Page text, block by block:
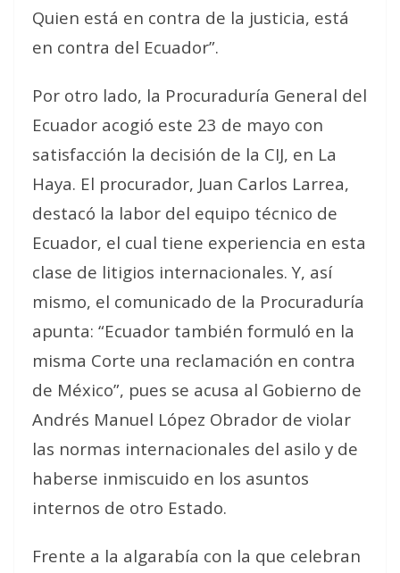
Quien está en contra de la justicia, está
en contra del Ecuador”.
Por otro lado, la Procuraduría General del
Ecuador acogió este 23 de mayo con
satisfacción la decisión de la CIJ, en La
Haya. El procurador, Juan Carlos Larrea,
destacó la labor del equipo técnico de
Ecuador, el cual tiene experiencia en esta
clase de litigios internacionales. Y, así
mismo, el comunicado de la Procuraduría
apunta: “Ecuador también formuló en la
misma Corte una reclamación en contra
de México”, pues se acusa al Gobierno de
Andrés Manuel López Obrador de violar
las normas internacionales del asilo y de
haberse inmiscuido en los asuntos
internos de otro Estado.
Frente a la algarabía con la que celebran